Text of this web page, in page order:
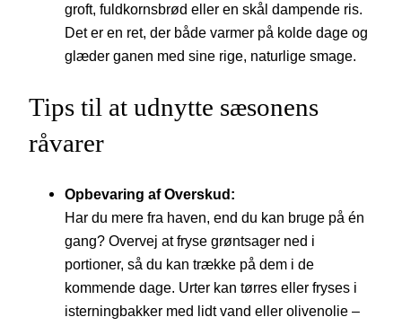
groft, fuldkornsbrød eller en skål dampende ris.
Det er en ret, der både varmer på kolde dage og
glæder ganen med sine rige, naturlige smage.
Tips til at udnytte sæsonens
råvarer
Opbevaring af Overskud:
Har du mere fra haven, end du kan bruge på én
gang? Overvej at fryse grøntsager ned i
portioner, så du kan trække på dem i de
kommende dage. Urter kan tørres eller fryses i
isterningbakker med lidt vand eller olivenolie –